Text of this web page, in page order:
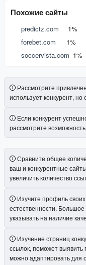
Похожие сайты
predictz.com 1%
forebet.com
1%
soccervista.com 1%
Рассмотрите
использует конкурент,
Если конкурент
рассмотрите
Сравните общее
ваш и конкурентные
увеличить количество
Изучите профиль
естественности.
указывать на наличие
Изучение страниц
ссылок, поможет
можно адаптировать для